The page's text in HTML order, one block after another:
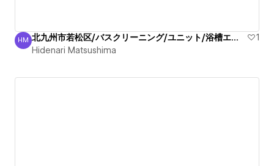
Hidenari Matsushima
HM 北九州市若松区/バスクリーニング/ユニット/浴槽エプロン/清掃
1
Hidenari Matsushima